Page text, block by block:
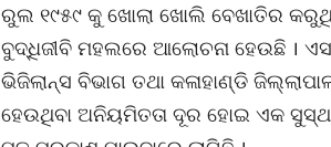
ରୁଲ ୧୯୫୯ କୁ ଖୋଲା ଖୋଲି ବେଖାତିର
ବୁଦ୍ଧିଜୀବି ମହଲରେ ଆଲୋଚନା ହେଉଛି ।
ଭିଜିଲାନ୍ସ ବିଭାଗ ତଥା କଳାହାଣ୍ଡି
ହେଉଥିବା ଅନିୟମିତତା ଦୂର ହୋଇ ଏକ